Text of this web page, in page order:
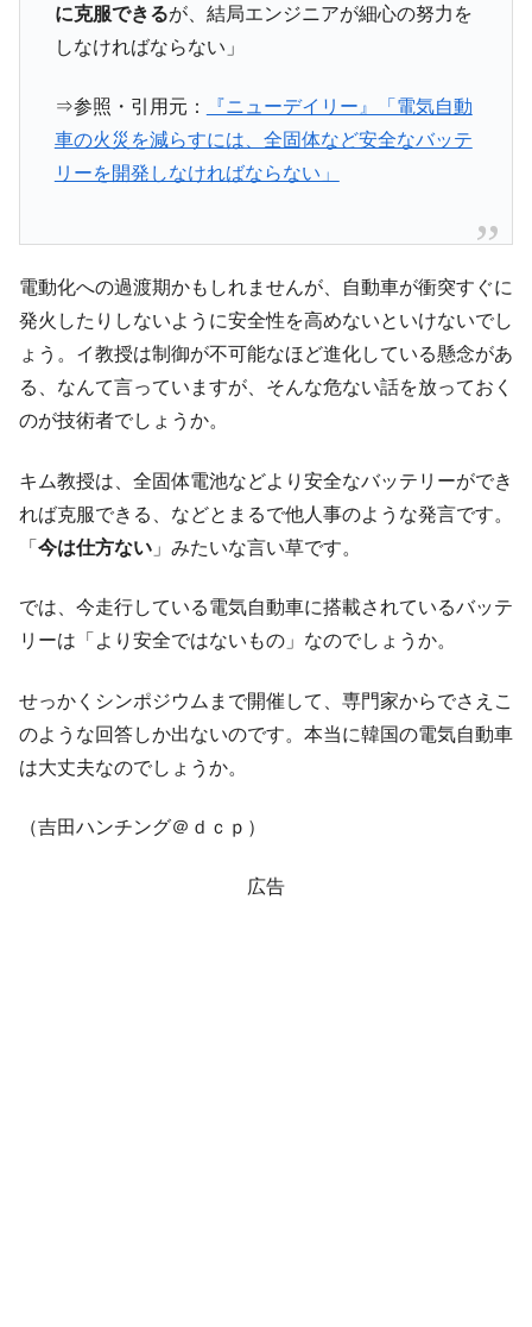
機 ⇒ 10.7兆では損が出るからできない。
Fact1
日本の誇る海洋資源調査船『白嶺』は先進技術の
Fact1
夏の甲子園、優勝校を最も多く輩出している都道
府県とは？
Fact1 今話題の「楽天ライオンズ」とは？
える賞金とは？
Fact1 平成仮面ライダーの意外すぎるモチーフとは？
Fact1
発表から2日で大崩壊、鳴かず飛ばずに終わりそう
なスーパーリーグとは？
Fact1
日本人マスターズ挑戦の歴史。松山以前に最高位
Fact1
甲子園通算本塁打、最多の清原に次いで多く打っ
ている意外な選手とは？
に克服できるが、結局エンジニアが細心の努力を
しなければならない」
⇒参照・引用元：
『ニューデイリー』「電気自動
車の火災を減らすには、全固体など安全なバッテ
リーを開発しなければならない」
電動化への過渡期かもしれませんが、自動車が衝突すぐに
発火したりしないように安全性を高めないといけないでし
ょう。イ教授は制御が不可能なほど進化している懸念があ
る、なんて言っていますが、そんな危ない話を放っておく
のが技術者でしょうか。
キム教授は、全固体電池などより安全なバッテリーができ
れば克服できる、などとまるで他人事のような発言です。
「 今は仕方ない 」みたいな言い草です。
では、今走行している電気自動車に搭載されているバッテ
リーは「より安全ではないもの」なのでしょうか。
せっかくシンポジウムまで開催して、専門家からでさえこ
のような回答しか出ないのです。本当に韓国の電気自動車
は大丈夫なのでしょうか。
（吉田ハンチング＠ｄｃｐ）
広告